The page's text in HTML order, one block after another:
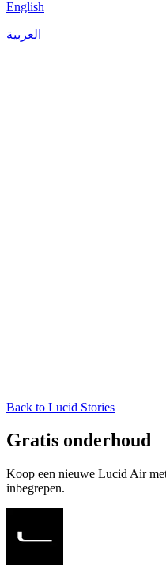
English
العربية
Back to Lucid Stories
Gratis onderhoud
Koop een nieuwe Lucid Air
inbegrepen.